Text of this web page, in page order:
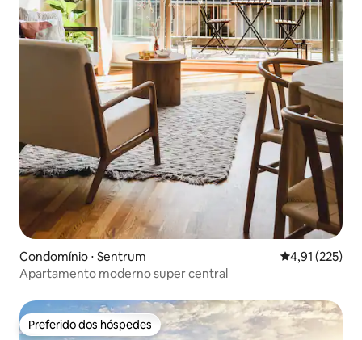
Condomínio ⋅ Sentrum 4,91 de uma
4,91 (225)
Apartamento moderno super central
Preferido dos hóspedes
Preferido dos hóspedes